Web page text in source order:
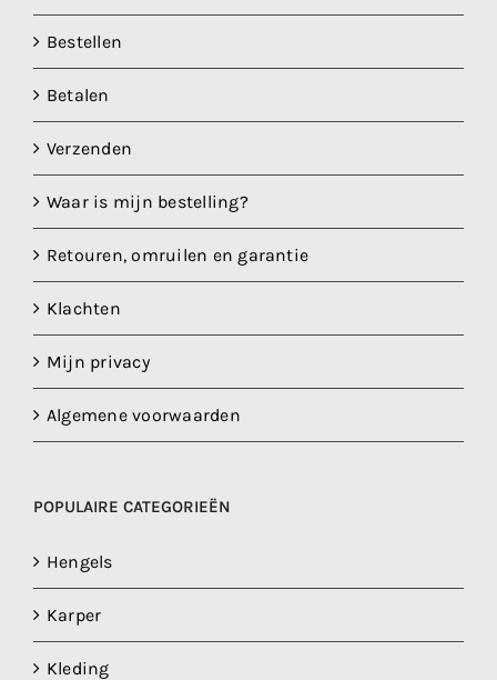
Bestellen
Betalen
Verzenden
Waar is mijn bestelling?
Retouren, omruilen en garantie
Klachten
Mijn privacy
Algemene voorwaarden
POPULAIRE CATEGORIEËN
Hengels
Karper
Kleding